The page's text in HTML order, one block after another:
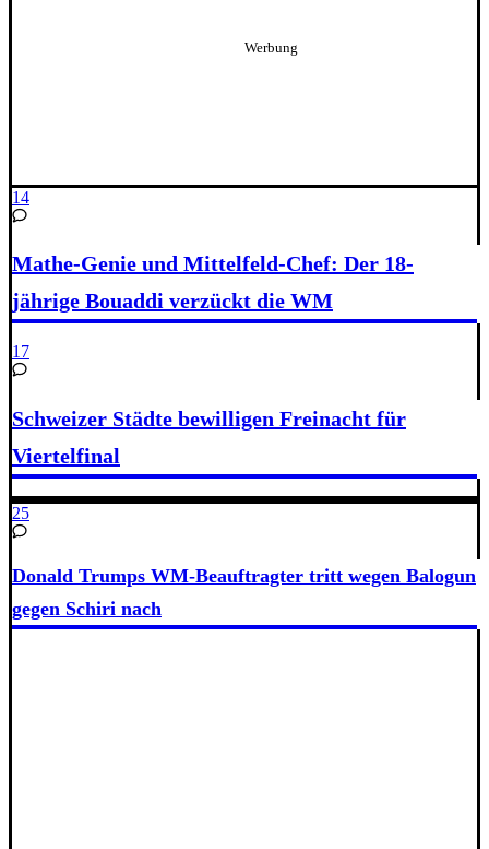
14
Mathe-Genie und Mittelfeld-Chef: Der 18-
jährige Bouaddi verzückt die WM
17
Schweizer Städte bewilligen Freinacht für
Viertelfinal
25
Donald Trumps WM-Beauftragter tritt wegen Balogun
gegen Schiri nach